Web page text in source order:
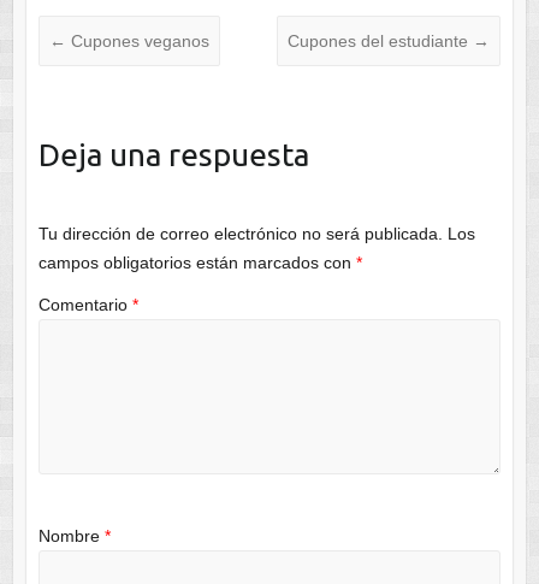
← Cupones veganos Cupones del estudiante →
Deja una respuesta
Tu dirección de correo electrónico no será publicada.
Los
campos obligatorios están marcados con *
Comentario *
Nombre *